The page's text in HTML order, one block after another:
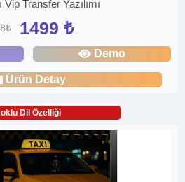
Vip Transfer Yazılımı
1499 ₺
Demo
Ürün Detay
Dil Özelliği